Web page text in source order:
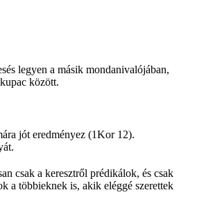
legyen a másik mondanivalójában,
között.
jót eredményez (1Kor 12).
csak a keresztről prédikálok, és csak
a többieknek is, akik eléggé szerettek